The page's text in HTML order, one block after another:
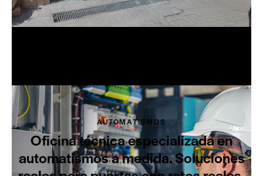
AUTOMATISMOS
Oficina técnica especializada en
automatismos a medida. Soluciones